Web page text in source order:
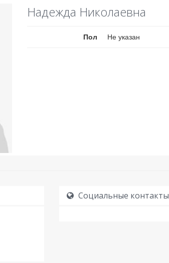
Надежда Николаевна
Пол Не указан
Социальные контакты